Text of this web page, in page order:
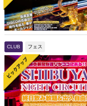
CLUB フェス